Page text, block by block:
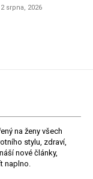
2 srpna, 2026
na ženy všech
stylu, zdraví,
nové články,
naplno.